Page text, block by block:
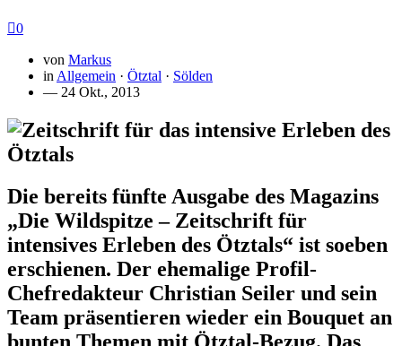
0
von Markus
in Allgemein · Ötztal · Sölden
— 24 Okt., 2013
Die bereits fünfte Ausgabe des Magazins
„Die Wildspitze – Zeitschrift für
intensives Erleben des Ötztals“ ist soeben
erschienen. Der ehemalige Profil-
Chefredakteur Christian Seiler und sein
Team präsentieren wieder ein Bouquet an
bunten Themen mit Ötztal-Bezug. Das